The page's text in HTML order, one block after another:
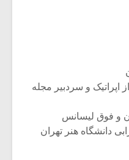
اپراتیک و سردبیر مجله
و فوق لیسانس
دانشگاه هنر تهران